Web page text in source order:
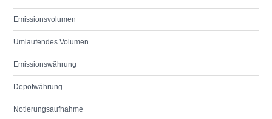
Emissionsvolumen
Umlaufendes Volumen
Emissionswährung
Depotwährung
Notierungsaufnahme